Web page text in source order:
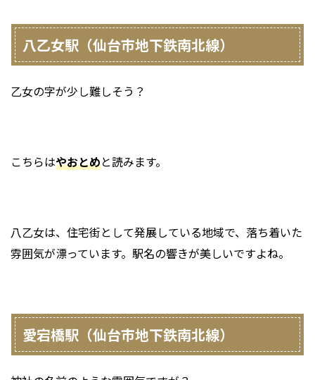
八乙女駅（仙台市地下鉄南北線）
乙女の字が少し難しそう？
こちらはやおとめと読みます。
八乙女は、住宅街として発展している地域で、落ち着いた
雰囲気が漂っています。駅名の響きが美しいですよね。
愛宕橋駅（仙台市地下鉄南北線）